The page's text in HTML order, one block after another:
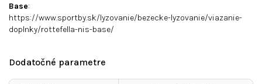
Base:
https://www.sportby.sk/lyzovanie/bezecke-lyzovanie/viazanie-
doplnky/rottefella-nis-base/
Dodatočné parametre